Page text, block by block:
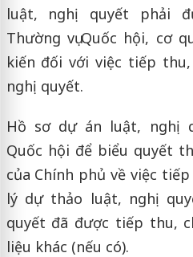
luật, nghị quyết phải
Thường vụ Quốc hội, cơ
kiến đối với việc tiếp
nghị quyết.
Hồ sơ dự án luật, nghị
Quốc hội để biểu quyết
của Chính phủ về việc
lý dự thảo luật, nghị
quyết đã được tiếp thu,
liệu khác (nếu có).